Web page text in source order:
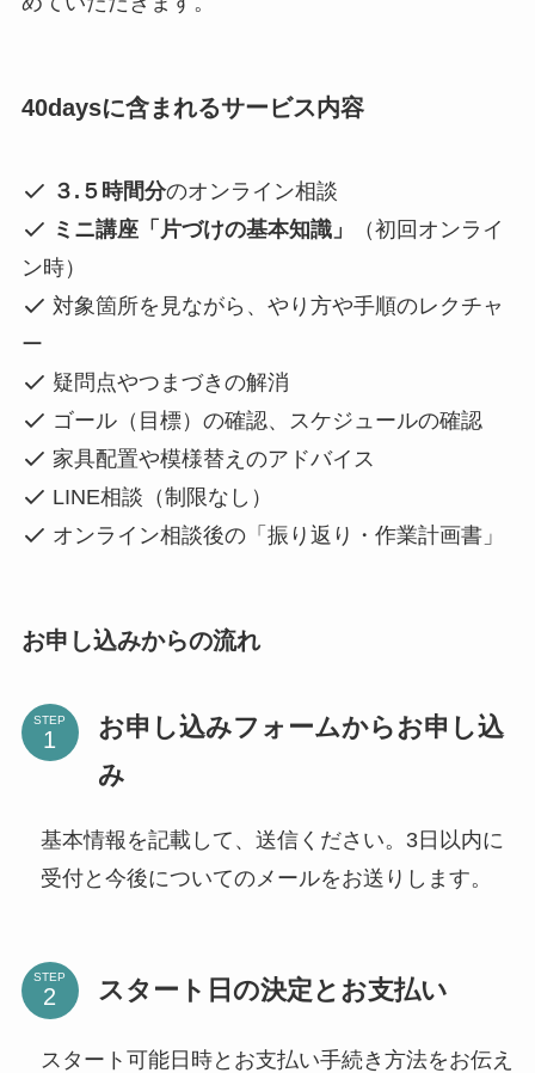
40daysに含まれるサービス内容
３.５時間分のオンライン相談
ミニ講座「片づけの基本知識」
（初回オンライ
ン時）
対象箇所を見ながら、やり方や手順のレクチャ
ー
疑問点やつまづきの解消
ゴール（目標）の確認、スケジュールの確認
家具配置や模様替えのアドバイス
LINE相談（制限なし）
オンライン相談後の「振り返り・作業計画書」
お申し込みからの流れ
STEP
お申し込みフォームからお申し込
み
基本情報を記載して、送信ください。3日以内に
受付と今後についてのメールをお送りします。
STEP スタート日の決定とお支払い
スタート可能日時とお支払い手続き方法をお伝え